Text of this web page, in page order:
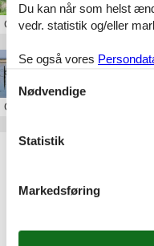
OmHejsager Strand
Sommerhus i
Om
Artikeltyper
Alle
Du kan når som helst
vedr. statistik og/eller
Se også vores
Nødvendige
Statistik
Markedsføring